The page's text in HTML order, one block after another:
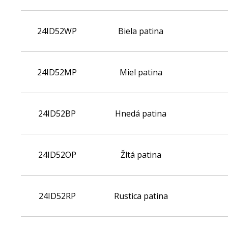
24ID52WP Biela patina
24ID52MP Miel patina
24ID52BP Hnedá patina
24ID52OP Žltá patina
24ID52RP Rustica patina